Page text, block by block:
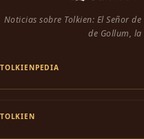
Noticias sobre Tolkien: El Señor
de Gollum, la
TOLKIENPEDIA
TOLKIEN